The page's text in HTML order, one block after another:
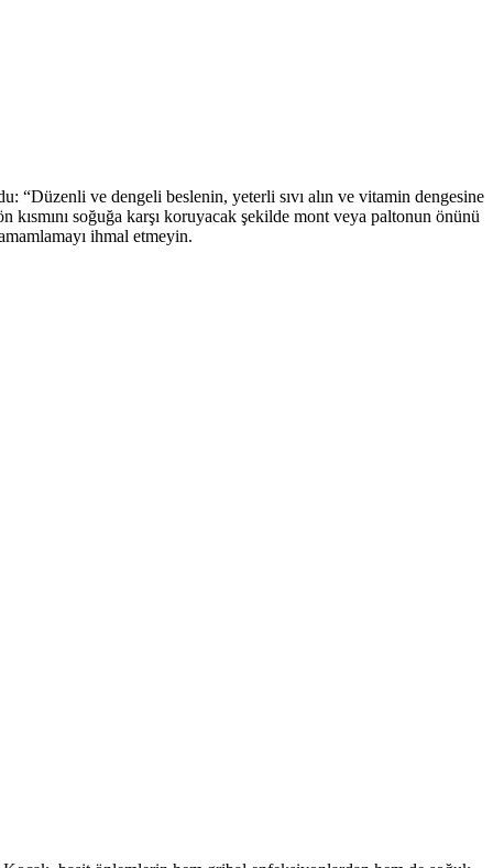
“Düzenli ve dengeli beslenin, yeterli sıvı alın ve vitamin dengesine
kısmını soğuğa karşı koruyacak şekilde mont veya paltonun önünü
ihmal etmeyin.